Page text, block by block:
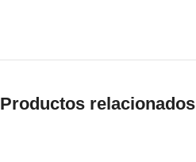
Productos relacionados